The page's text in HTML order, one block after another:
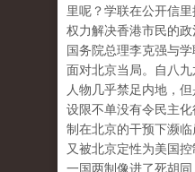
里呢？学联在公开信
权力解决香港市民的
国务院总理李克强与
面对北京当局。自八
人物几乎禁足内地，
设限不单没有令民主
制在北京的干预下濒
又被北京定性为美国
一国两制像进了死胡同